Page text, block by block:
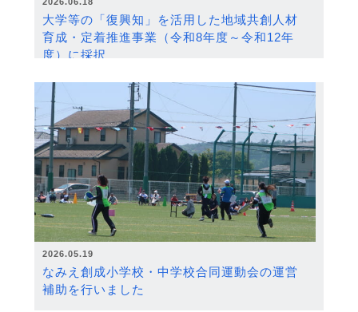
大学等の「復興知」を活用した地域共創人材
育成・定着推進事業（令和8年度～令和12年
度）に採択
2026.05.19
なみえ創成小学校・中学校合同運動会の運営
補助を行いました